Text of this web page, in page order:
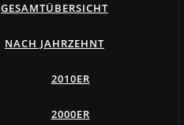
GESAMTÜBERSICHT
NACH JAHRZEHNT
2010ER
2000ER